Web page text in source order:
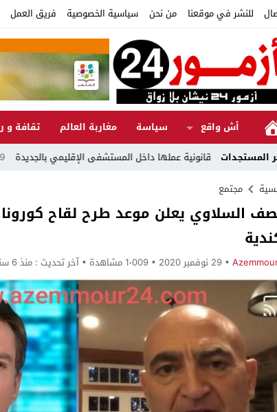
للنشر في موقعنا من نحن سياسية الخصوصية فريق العمل
أش واقع سياسة مغاربة العالم تقافة و
المستجدات
20:49 تحت
مجتمع
السلاوي يعلن موعد طرح لقاح كورونا
29 نوفمبر 2020 1٬009 مشاهدة آخر تحديث : منذ 6 سنوات